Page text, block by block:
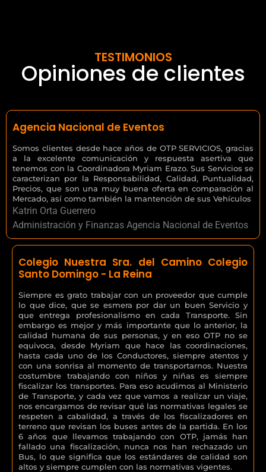
TESTIMONIOS
Opiniones de clientes
Agencia Nacional de Eventos
Somos clientes desde hace años de OTP SERVICIOS, gracias
a la excelente comunicación y respuesta asertiva que
tenemos con la Coordinadora Myriam Erazo. Sus Servicios se
caracterizan por la Responsabilidad, Calidad, Puntualidad,
Precios, que son una muy buena oferta en comparación al
Mercado, así como también la mantención de sus Vehículos
Katrin Orta Guerrero
Administración y Finanzas Agencia Nacional de Eventos
Colegio Nuestra Sra. del Camino Colegio
Santo Domingo - La Reina
Siempre es grato trabajar con un proveedor que cumple
lo que dice, que se esmera por dar un buen Servicio y
que entrega profesionalismo en cada Transporte. Sin
embargo es mejor y más importante que lo anterior, la
calidad humana de sus personas, y en eso OTP no se
equivoca, desde Myriam que hace las coordinaciones,
hasta cada uno de los Conductores, siempre atentos y
con una sonrisa al momento de transportarnos. Nuestra
costumbre trabajando con niños y niñas es siempre
fiscalizar los transportes. Para eso acudimos al Ministerio
de Transporte, y cada vez que vamos a realizar un viaje,
nos encargamos de revisar qué las normativas legales se
respeten a cabalidad, a través de los fiscalizadores en
terreno que revisan los buses antes de la partida. En los
6 años que llevamos trabajando con OTP, jamás han
fallado una fiscalización, nunca nos han rechazado un
Bus, lo que significa que los estándares de calidad son
altos y siempre cumplen con las normativas vigentes.